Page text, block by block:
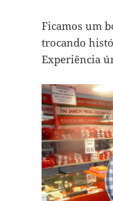
Ficamos um
trocando
Experiência